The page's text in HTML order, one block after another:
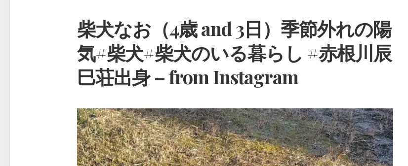
柴犬なお（4歳 and 3日）季節外れの陽
気#柴犬#柴犬のいる暮らし #赤根川辰
巳荘出身 – from Instagram